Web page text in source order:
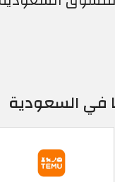
في السعودية